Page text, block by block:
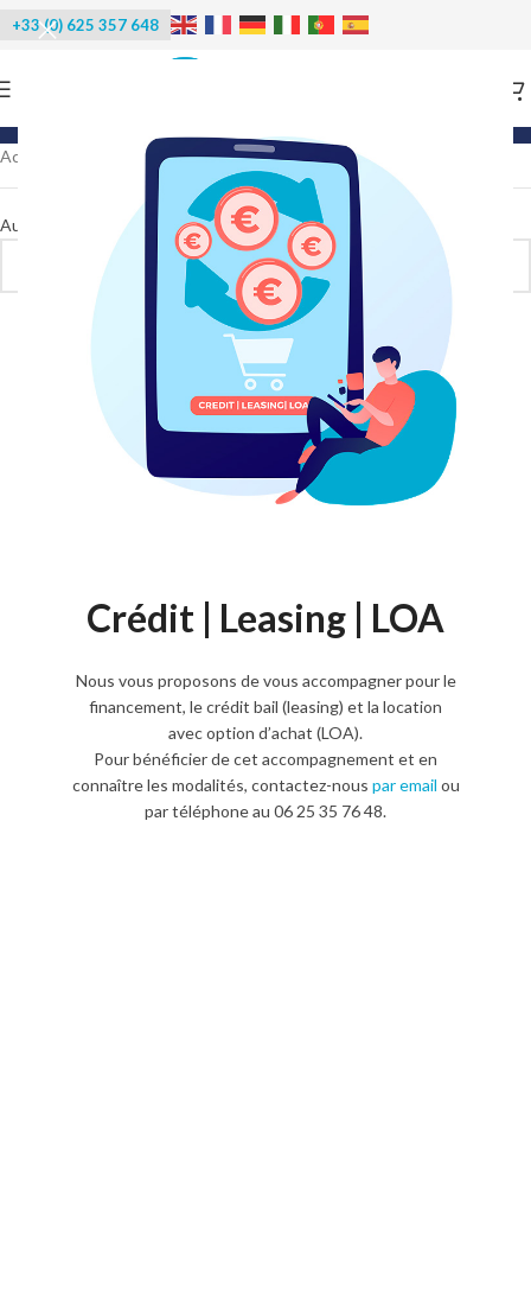
Crédit | Leasing | LOA
Nous vous proposons de vous accompagner pour le
financement, le crédit bail (leasing) et la location
avec option d’achat (LOA).
Pour bénéficier de cet accompagnement et en
connaître les modalités, contactez-nous par email ou
par téléphone au 06 25 35 76 48.
+33 (0) 625 357 648
Categories
Accueil
Produits identifiés “Glaçons cubelets”
Aucun produit ne correspond à votre sélection.